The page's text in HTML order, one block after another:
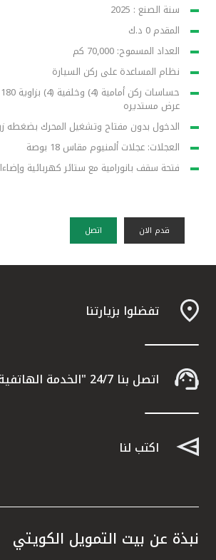
سنة الصنع : 2025
المقدم 0 د.ك
العداد المسموح: 70,000 كم
نظام المساعدة على ركن السيارة
عرض مستديره
الدخول بدون مفتاح وتشغيل المحرك بضغطه
العجلات: عجلات ألمنيوم مقاس 18 بوصة
فتحة سقف بانورامية مع ستائر كهربائية
قدم الان اتصل
تفضلوا بزيارتنا
اتصل بنا 24/7 "الخدمة الهاتفية" 1803333
اكتب لنا
نبذة عن بيت التمويل الكويتي